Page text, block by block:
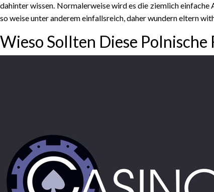
dahinter wissen. Normalerweise wird es die ziemlich
so weise unter anderem einfallsreich, daher wundern eltern
Wieso Sollten Diese Polnische